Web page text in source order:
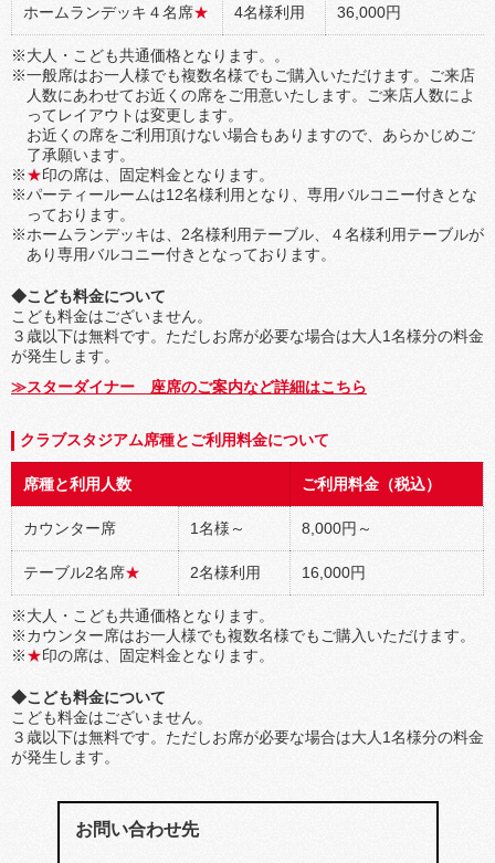
ホームランデッキ４名席★ 4名様利用 36,000円
※大人・こども共通価格となります。。
※一般席はお一人様でも複数名様でもご購入いただけます。ご来店
人数にあわせてお近くの席をご用意いたします。ご来店人数によ
ってレイアウトは変更します。
お近くの席をご利用頂けない場合もありますので、あらかじめご
了承願います。
※★印の席は、固定料金となります。
※パーティールームは12名様利用となり、専用バルコニー付きとな
っております。
※ホームランデッキは、2名様利用テーブル、４名様利用テーブルが
あり専用バルコニー付きとなっております。
◆こども料金について
こども料金はございません。
３歳以下は無料です。ただしお席が必要な場合は大人1名様分の料金
が発生します。
≫スターダイナー 座席のご案内など詳細はこちら
クラブスタジアム席種とご利用料金について
席種と利用人数 ご利用料金（税込）
カウンター席 1名様～ 8,000円～
テーブル2名席★ 2名様利用 16,000円
※大人・こども共通価格となります。
※カウンター席はお一人様でも複数名様でもご購入いただけます。
※★印の席は、固定料金となります。
◆こども料金について
こども料金はございません。
３歳以下は無料です。ただしお席が必要な場合は大人1名様分の料金
が発生します。
お問い合わせ先